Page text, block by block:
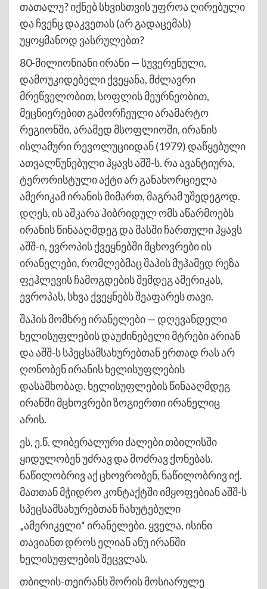
თათალუ? იქნებ სხვისთვის უფროა ღირებული
და ჩვენც დაკვეთას (არ გადაცემას)
უყოყმანოდ ვასრულებთ?
80-მილიონიანი ირანი — სუვერენული,
დამოუკიდებელი ქვეყანა, მძლავრი
მრეწველობით, სოფლის მეურნეობით,
მეცნიერებით გამორჩეული არამარტო
რეგიონში, არამედ მსოფლიოში, ირანის
ისლამური რევოლუციიდან (1979) დაწყებული
ათვალწუნებული ჰყავს აშშ-ს. რა ავანტიურა,
ტერორისტული აქტი არ განახორციელა
ამერიკამ ირანის მიმართ, მაგრამ უშედეგოდ.
დღეს, ის აშკარა ჰიბრიდულ ომს აწარმოებს
ირანის წინააღმდეგ და მასში ჩართული ჰყავს
აშშ-ი, ევროპის ქვეყნებში მცხოვრები ის
ირანელები, რომლებმაც შაჰის მუჰამედ რეზა
ფეჰლევის ჩამოგდების შემდეგ ამერიკას,
ევროპას, სხვა ქვეყნებს შეაფარეს თავი.
შაჰის მომხრე ირანელები — დღევანდელი
ხელისუფლების დაუძინებელი მტრები არიან
და აშშ-ს სპეცსამსახურებთან ერთად რას არ
ღონობენ ირანის ხელისუფლების
დასამხობად. ხელისუფლების წინააღმდეგ
ირანში მცხოვრები ზოგიერთი ირანელიც
არის.
ეს, ე.წ. ლიბერალური ძალები თბილისში
ყიდულობენ უძრავ და მოძრავ ქონებას.
ნაწილობრივ აქ ცხოვრობენ, ნაწილობრივ იქ.
მათთან მჭიდრო კონტაქტში იმყოფებიან აშშ-ს
სპეცსამსახურებთან ჩახუტებული
„ამერიკელი“ ირანელები. ყველა, ისინი
თავიანთ დროს ელიან ანუ ირანში
ხელისუფლების შეცვლას.
თბილის-თეირანს შორის მოსიარულე